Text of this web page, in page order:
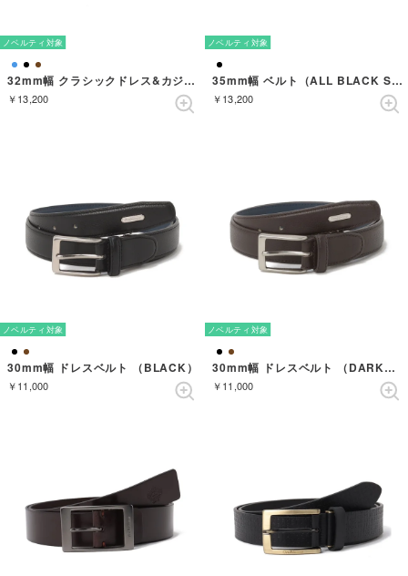
ノベルティ対象
32mm幅 クラシックドレス&カジュアルベルト （BLACK）
￥13,200
ノベルティ対象
35mm幅 ベルト（ALL BLACK SHRINK） （BLACK）
￥13,200
ノベルティ対象
30mm幅 ドレスベルト （BLACK）
￥11,000
ノベルティ対象
30mm幅 ドレスベルト （DARKBROWN）
￥11,000